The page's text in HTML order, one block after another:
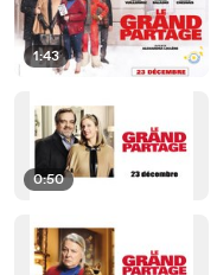
1:43
0:50